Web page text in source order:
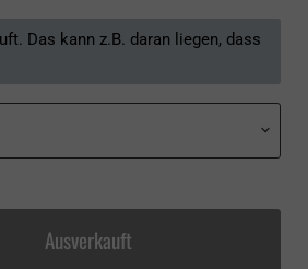
Das kann z.B. daran liegen, dass
Ausverkauft